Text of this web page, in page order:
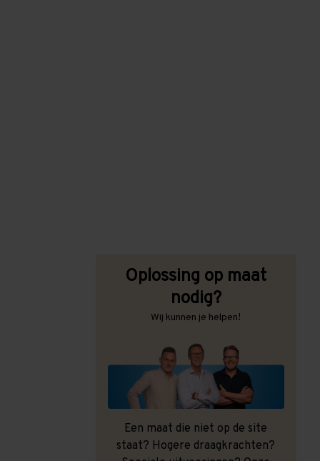
Oplossing op maat
nodig?
Wij kunnen je helpen!
Een maat die niet op de site
staat? Hogere draagkrachten?